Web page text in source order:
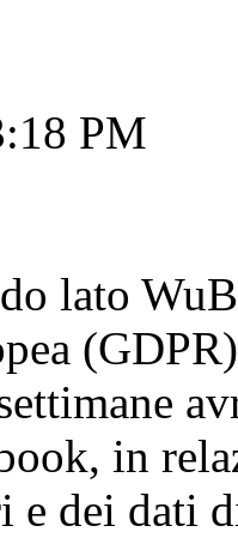
PM
lato
in
e dei dati